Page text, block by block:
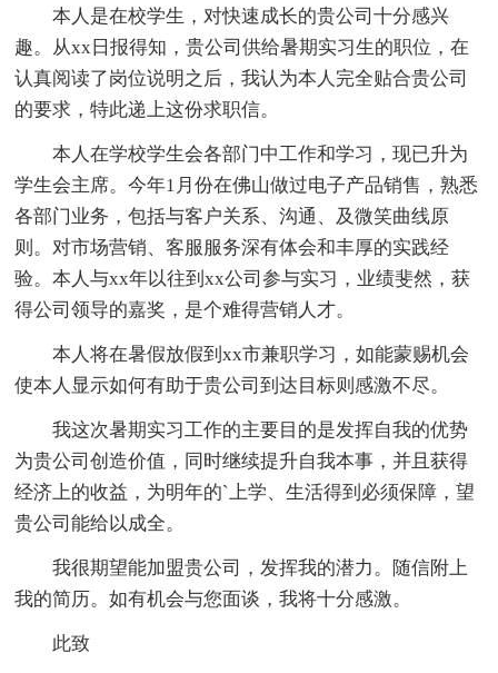
本人是在校学生，对快速成长的贵公司十分感兴
趣。从xx日报得知，贵公司供给暑期实习生的职位，在
认真阅读了岗位说明之后，我认为本人完全贴合贵公司
的要求，特此递上这份求职信。
本人在学校学生会各部门中工作和学习，现已升为
学生会主席。今年1月份在佛山做过电子产品销售，熟悉
各部门业务，包括与客户关系、沟通、及微笑曲线原
则。对市场营销、客服服务深有体会和丰厚的实践经
验。本人与xx年以往到xx公司参与实习，业绩斐然，获
得公司领导的嘉奖，是个难得营销人才。
本人将在暑假放假到xx市兼职学习，如能蒙赐机会
使本人显示如何有助于贵公司到达目标则感激不尽。
我这次暑期实习工作的主要目的是发挥自我的优势
为贵公司创造价值，同时继续提升自我本事，并且获得
经济上的收益，为明年的`上学、生活得到必须保障，望
贵公司能给以成全。
我很期望能加盟贵公司，发挥我的潜力。随信附上
我的简历。如有机会与您面谈，我将十分感激。
此致